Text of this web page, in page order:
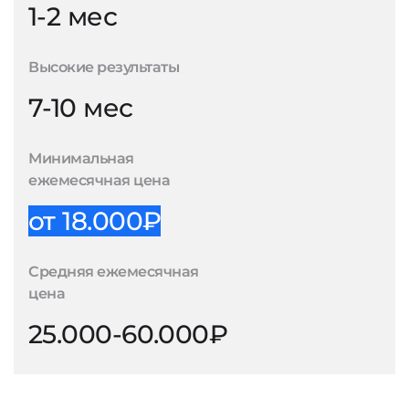
1-2 мес
Высокие результаты
7-10 мес
Минимальная
ежемесячная цена
от 18.000₽
Средняя ежемесячная
цена
25.000-60.000₽